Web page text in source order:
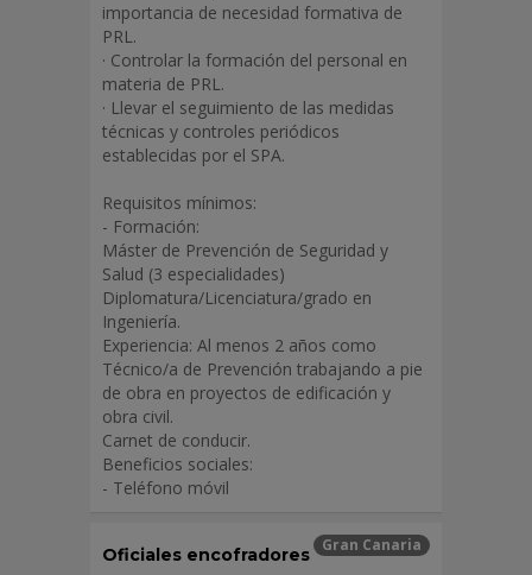
importancia de necesidad formativa de
PRL.
· Controlar la formación del personal en
materia de PRL.
· Llevar el seguimiento de las medidas
técnicas y controles periódicos
establecidas por el SPA.
Requisitos mínimos:
- Formación:
Máster de Prevención de Seguridad y
Salud (3 especialidades)
Diplomatura/Licenciatura/grado en
Ingeniería.
Experiencia: Al menos 2 años como
Técnico/a de Prevención trabajando a pie
de obra en proyectos de edificación y
obra civil.
Carnet de conducir.
Beneficios sociales:
- Teléfono móvil
Gran Canaria
Oficiales encofradores